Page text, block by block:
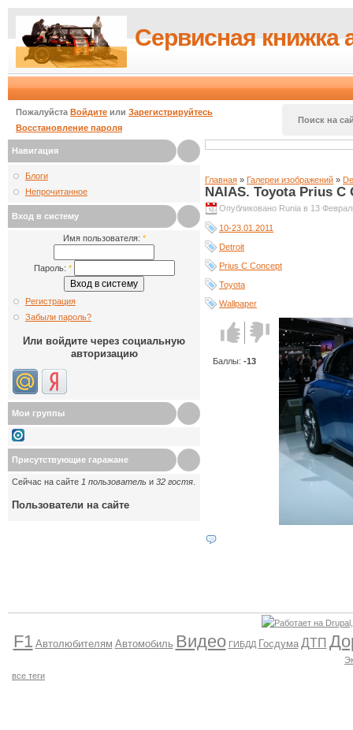
Сервисная книжка
Пожалуйста Войдите или Зарегистрируйтесь
Восстановление пароля
Поиск на
Навигация
Блоги
Непрочитанное
Вход в систему
Имя пользователя: *
Пароль: *
Регистрация
Забыли пароль?
Или войдите через социальную
авторизацию
Мои группы
Присутствующие гаражане
Сейчас на сайте 1 пользователь и 32 гостя
Пользователи на сайте
Главная » Галереи изображений »
NAIAS. Toyota Prius C
Опубликовано Runia в 13
10-23.01.2011
Detroit
Prius C Concept
Toyota
Wallpaper
Голос за!Голос
против!
Баллы: -13
F1 Автолюбителям Автомобиль Видео ГИБДД Госдума ДТП
все теги